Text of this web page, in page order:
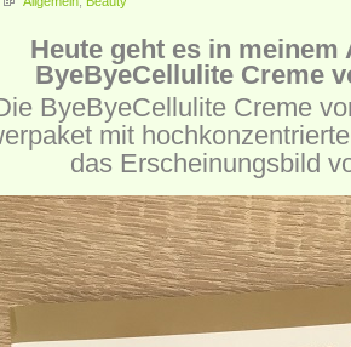
Heute geht es in
ByeByeCellulite Creme
ByeByeCellulite Creme
mit
das Erscheinungsbild